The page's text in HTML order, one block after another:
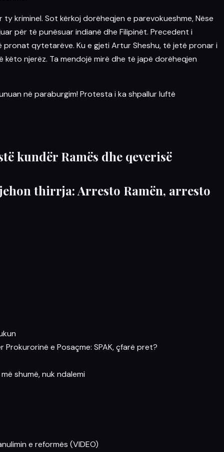
kriminel. Sot kërkoj dorëheqjen e parevokueshme, Nëse
për të punësuar indianë dhe Filipinët. Precedent i
pronat qytetarëve. Ku e gjeti Artur Sheshu, të jetë pronar i
njerëz. Ta mendojë mirë dhe të japë dorëheqjen
në paraburgim! Protesta i ka shpallur luftë
kundër Ramës dhe qeverisë
thirrja: Arresto Ramën, arresto
e Posaçme: SPAK, çfarë pret?
shumë, nuk ndalemi
e reformës (VIDEO)